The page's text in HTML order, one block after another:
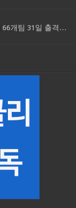
66개팀 31일 출격…